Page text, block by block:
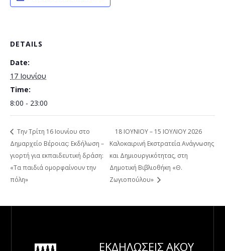
DETAILS
Date:
17 Ιουνίου
Time:
8:00 - 23:00
Την Τρίτη 16 Ιουνίου στο
Δημαρχείο Βέροιας: Εκδήλωση –
γιορτή για εκπαιδευτική δράση:
«Τα παιδιά ομορφαίνουν την
πόλη»
18 ΙΟΥΝΙΟΥ – 15 ΙΟΥΛΙΟΥ 2026
Καλοκαιρινή Εκστρατεία Ανάγνωσης
και Δημιουργικότητας, στη
Δημοτική Βιβλιοθήκη «Θ.
Ζωγιοπούλου»
ΕΚΔΗΛΩΣΕΙΣ ΑΚΟΥ